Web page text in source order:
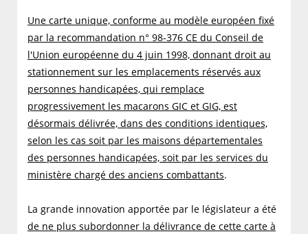
Une carte unique, conforme au modèle européen fixé
par la recommandation n° 98-376 CE du Conseil de
l'Union européenne du 4 juin 1998, donnant droit au
stationnement sur les emplacements réservés aux
personnes handicapées, qui remplace
progressivement les macarons GIC et GIG, est
désormais délivrée, dans des conditions identiques,
selon les cas soit par les maisons départementales
des personnes handicapées, soit par les services du
ministère chargé des anciens combattants.
La grande innovation apportée par le législateur a été
de ne plus subordonner la délivrance de cette carte à